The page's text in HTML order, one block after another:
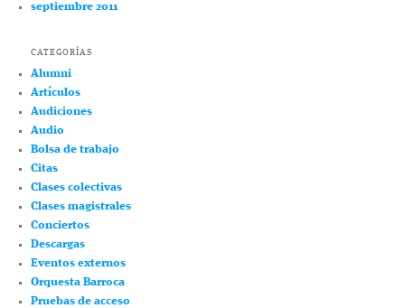
septiembre 2011
CATEGORÍAS
Alumni
Artículos
Audiciones
Audio
Bolsa de trabajo
Citas
Clases colectivas
Clases magistrales
Conciertos
Descargas
Eventos externos
Orquesta Barroca
Pruebas de acceso